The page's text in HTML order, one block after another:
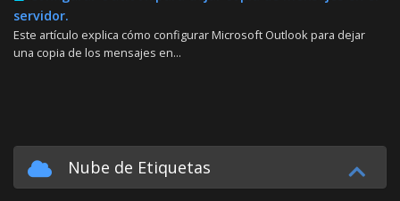
servidor.
Este artículo explica cómo configurar Microsoft Outlook para dejar
una copia de los mensajes en...
Nube de Etiquetas